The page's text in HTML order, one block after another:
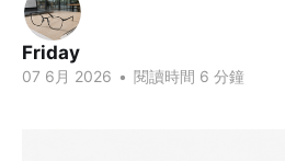
Friday
07 6月 2026 • 閱讀時間 6 分鐘